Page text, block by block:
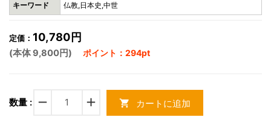
キーワード 仏教,日本史,中世
定価： 10,780円
(本体 9,800円) ポイント：294pt
数量 : remove add shopping_cart カートに追加